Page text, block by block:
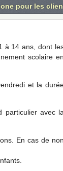
pour les
à 14 ans, dont
scolaire en
et la
particulier avec la
En cas de non